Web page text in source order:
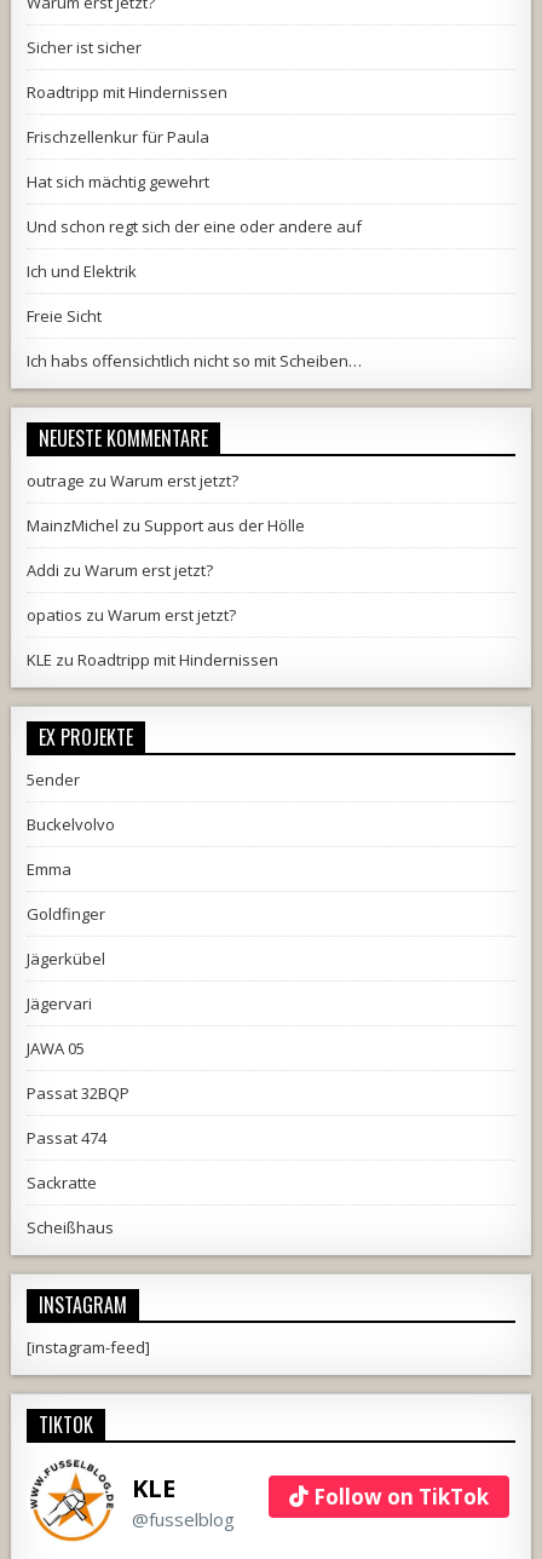
Sicher ist sicher
Roadtripp mit Hindernissen
Frischzellenkur für Paula
Hat sich mächtig gewehrt
Und schon regt sich der eine oder andere auf
Ich und Elektrik
Freie Sicht
Ich habs offensichtlich nicht so mit Scheiben…
NEUESTE KOMMENTARE
outrage zuWarum erst jetzt?
MainzMichel zu Support aus der Hölle
Addi zuWarum erst jetzt?
opatios zuWarum erst jetzt?
KLE zuRoadtripp mit Hindernissen
EX PROJEKTE
5ender
Buckelvolvo
Emma
Goldfinger
Jägerkübel
Jägervari
JAWA 05
Passat 32BQP
Passat 474
Sackratte
Scheißhaus
INSTAGRAM
[instagram-feed]
TIKTOK
KLE
@fusselblog
Follow on TikTok